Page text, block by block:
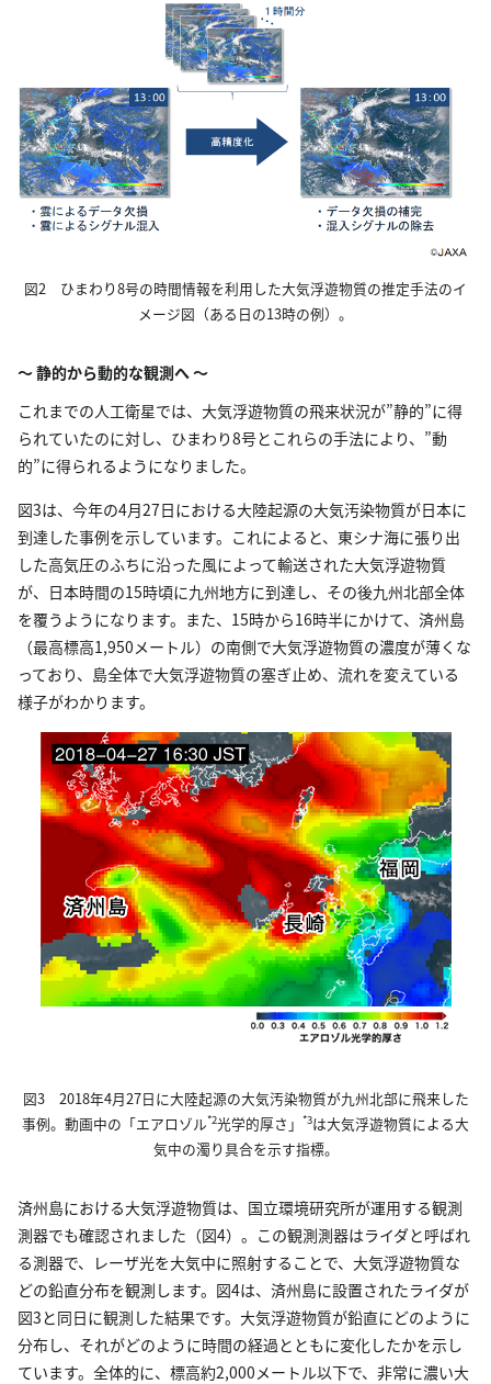
図2 ひまわり8号の時間情報を利用した大気浮遊物質の推定手法のイ
メージ図（ある日の13時の例）。
～ 静的から動的な観測へ ～
これまでの人工衛星では、大気浮遊物質の飛来状況が”静的”に得
られていたのに対し、ひまわり8号とこれらの手法により、”動
的”に得られるようになりました。
図3は、今年の4月27日における大陸起源の大気汚染物質が日本に
到達した事例を示しています。これによると、東シナ海に張り出
した高気圧のふちに沿った風によって輸送された大気浮遊物質
が、日本時間の15時頃に九州地方に到達し、その後九州北部全体
を覆うようになります。また、15時から16時半にかけて、済州島
（最高標高1,950メートル）の南側で大気浮遊物質の濃度が薄くな
っており、島全体で大気浮遊物質の塞ぎ止め、流れを変えている
様子がわかります。
図3 2018年4月27日に大陸起源の大気汚染物質が九州北部に飛来した
事例。動画中の「エアロゾル*2光学的厚さ」 *3は大気浮遊物質による大
気中の濁り具合を示す指標。
済州島における大気浮遊物質は、国立環境研究所が運用する観測
測器でも確認されました（図4）。この観測測器はライダと呼ばれ
る測器で、レーザ光を大気中に照射することで、大気浮遊物質な
どの鉛直分布を観測します。図4は、済州島に設置されたライダが
図3と同日に観測した結果です。大気浮遊物質が鉛直にどのように
分布し、それがどのように時間の経過とともに変化したかを示し
ています。全体的に、標高約2,000メートル以下で、非常に濃い大